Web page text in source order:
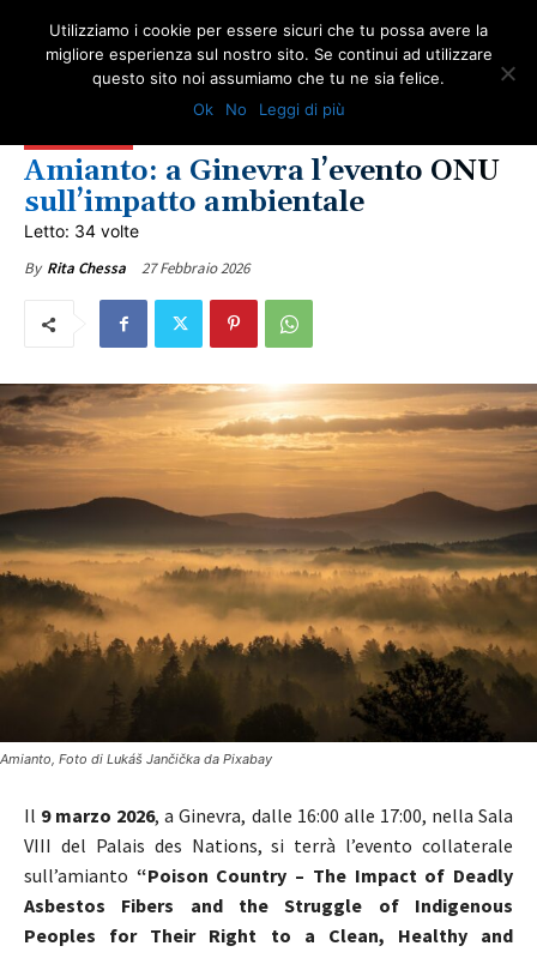
NOTIZIE DAL WEB
NOTIZIE INTERNAZIONALI
Amianto: a Ginevra l’evento ONU
sull’impatto ambientale
Letto: 34 volte
By Rita Chessa 27 Febbraio 2026
Amianto, Foto di Lukáš Jančička da Pixabay
Il 9 marzo 2026, a Ginevra, dalle 16:00 alle 17:00, nella Sala
VIII del Palais des Nations, si terrà l’evento collaterale
sull’amianto “Poison Country – The Impact of Deadly
Asbestos Fibers and the Struggle of Indigenous
Peoples for Their Right to a Clean, Healthy and
Utilizziamo i cookie per essere sicuri che tu possa avere la
migliore esperienza sul nostro sito. Se continui ad utilizzare
questo sito noi assumiamo che tu ne sia felice.
Ok
No Leggi di più